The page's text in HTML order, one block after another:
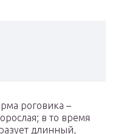
роговика –
в то время
длинный,